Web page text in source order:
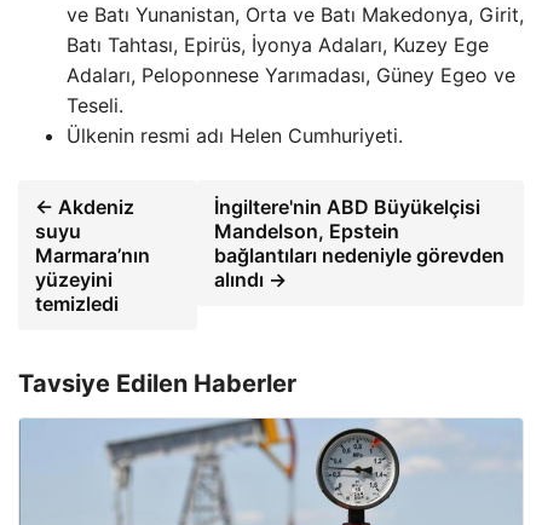
ve Batı Yunanistan, Orta ve Batı Makedonya, Girit,
Batı Tahtası, Epirüs, İyonya Adaları, Kuzey Ege
Adaları, Peloponnese Yarımadası, Güney Egeo ve
Teseli.
Ülkenin resmi adı Helen Cumhuriyeti.
← Akdeniz
suyu
Marmara’nın
yüzeyini
temizledi
İngiltere'nin ABD Büyükelçisi
Mandelson, Epstein
bağlantıları nedeniyle görevden
alındı →
Tavsiye Edilen Haberler